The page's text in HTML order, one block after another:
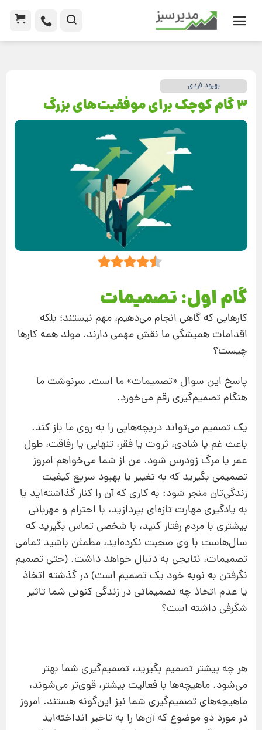
بهبود فردی
3 گام‌ کوچک برای موفقیت‌های بزرگ
گام اول: تصمیمات
کارهایی که گاهی انجام می‌دهیم، مهم نیستند؛ بلکه
اقدامات همیشگی ما نقش مهمی دارند. مولد همه کارها
چیست؟
پاسخ این سوال «تصمیمات» ما است. سرنوشت ما
هنگام تصمیم‌گیری رقم می‌خورد.
یک تصمیم می‌تواند دریچه‌هایی را به روی ما باز کند.
باعث غم یا شادی، ثروت یا فقر، تنهایی یا رفاقت، طول
عمر یا مرگ زودرس شود. من از شما می‌خواهم امروز
تصمیمی بگیرید که به تغییر یا بهبود سریع کیفیت
زندگی‌تان منجر شود: به کاری که آن را کنار گذاشته‌اید یا
به یادگیری مهارت تازه‌ای بپردازید، با احترام و مهربانی
بیشتری با مردم رفتار کنید، با شخصی تماس بگیرید که
سال‌هاست با وی صحبت نکرده‌اید، مطمئن باشید تمامی
تصمیمات، نتایجی به دنبال خواهد داشت. (حتی تصمیم
نگرفتن به نوبه خود یک تصمیم است) در گذشته اتخاذ
یا عدم اتخاذ چه تصمیماتی در زندگی کنونی شما تاثیر
شگرفی داشته است؟
هر چه بیشتر تصمیم بگیرید، تصمیم‌گیری شما بهتر
می‌شود. ماهیچه‌ها با فعالیت بیشتر، قوی‌تر می‌شوند،
ماهیچه‌های تصمیم‌گیری شما نیز این‌گونه هستند. امروز
در مورد دو موضوع که آن‌ها را به تاخیر انداخته‌اید